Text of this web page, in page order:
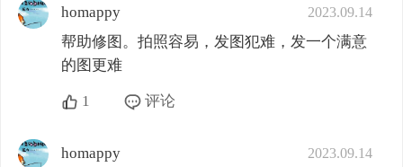
homappy 2023.09.14
帮助修图。拍照容易，发图犯难，发一个满意
的图更难
1 评论
homappy 2023.09.14